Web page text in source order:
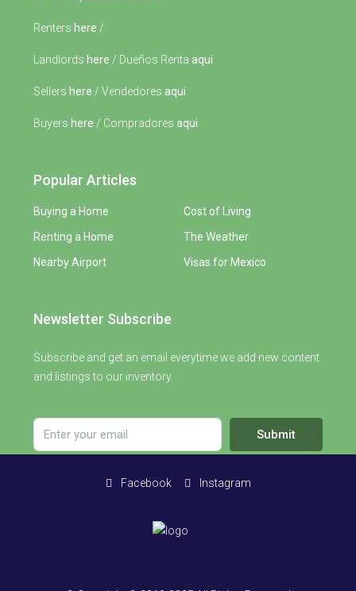
Renters here /
Landlords here / Dueños Renta aqui
Sellers here / Vendedores aqui
Buyers here / Compradores aqui
Popular Articles
Buying a Home
Renting a Home
Nearby Airport
Cost of Living
The Weather
Visas for Mexico
Newsletter Subscribe
Subscribe and get an email everytime we add new content
and listings to our inventory.
Submit
Facebook Instagram